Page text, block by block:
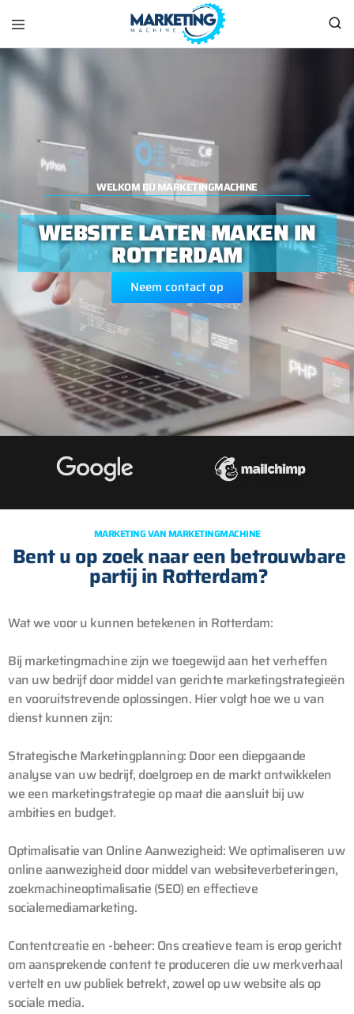
Marketingmachine
Marketingmachine,
marketing
benodigheden
WELKOM BIJ MARKETINGMACHINE
WEBSITE LATEN MAKEN IN
ROTTERDAM
Neem contact op
MARKETING VAN MARKETINGMACHINE
Bent u op zoek naar een betrouwbare
partij in Rotterdam?
Wat we voor u kunnen betekenen in Rotterdam:
Bij marketingmachine zijn we toegewijd aan het verheffen
van uw bedrijf door middel van gerichte marketingstrategieën
en vooruitstrevende oplossingen. Hier volgt hoe we u van
dienst kunnen zijn:
Strategische Marketingplanning: Door een diepgaande
analyse van uw bedrijf, doelgroep en de markt ontwikkelen
we een marketingstrategie op maat die aansluit bij uw
ambities en budget.
Optimalisatie van Online Aanwezigheid:We optimaliseren uw
online aanwezigheid door middel van websiteverbeteringen,
zoekmachineoptimalisatie (SEO) en effectieve
socialemediamarketing.
Contentcreatie en -beheer: Ons creatieve team is erop gericht
om aansprekende content te produceren die uw merkverhaal
vertelt en uw publiek betrekt, zowel op uw website als op
sociale media.